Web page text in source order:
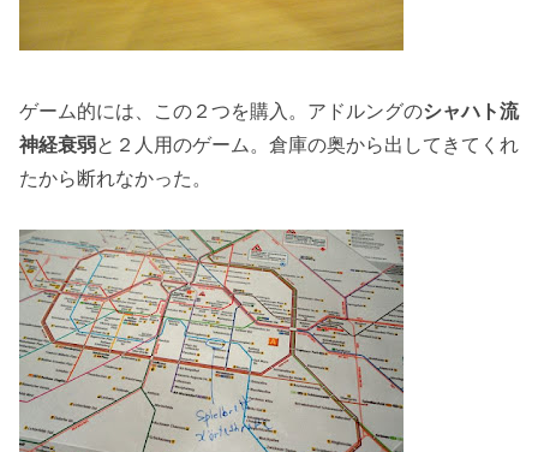
ゲーム的には、この２つを購入。アドルングのシャハト流
神経衰弱と２人用のゲーム。倉庫の奥から出してきてくれ
たから断れなかった。